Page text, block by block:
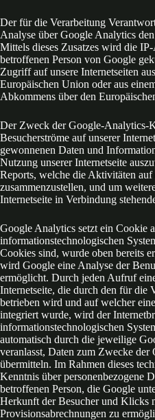
Der für die Verarbeitung
Analyse über Google Analytics
Mittels dieses Zusatzes wird die
betroffenen Person von Google
Zugriff auf unsere Internetseiten
Europäischen Union oder aus
Abkommens über den
Der Zweck der Google-Analytics-
Besucherströme auf unserer
gewonnenen Daten und
Nutzung unserer Internetseite
Reports, welche die Aktivitäten auf
zusammenzustellen, und um
Internetseite in Verbindung
Google Analytics setzt ein Cookie
informationstechnologischen
Cookies sind, wurde oben bereits
wird Google eine Analyse der
ermöglicht. Durch jeden Aufruf
Internetseite, die durch den für die
betrieben wird und auf welcher
integriert wurde, wird der
informationstechnologischen
automatisch durch die jeweilige
veranlasst, Daten zum Zwecke
übermitteln. Im Rahmen dieses
Kenntnis über personenbezogene
betroffenen Person, die Google
Herkunft der Besucher und Klicks
Provisionsabrechnungen zu